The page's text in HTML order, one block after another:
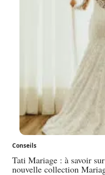
Conseils
Tati Mariage : à savoir
nouvelle collection